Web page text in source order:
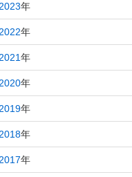
年
年
年
年
年
年
年